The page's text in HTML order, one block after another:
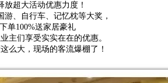
放超大活动优惠力度！
游、自行车、记忆枕等大奖，
下单100%送家居豪礼
主们享受实实在在的优惠。
么大，现场的客流爆棚了！